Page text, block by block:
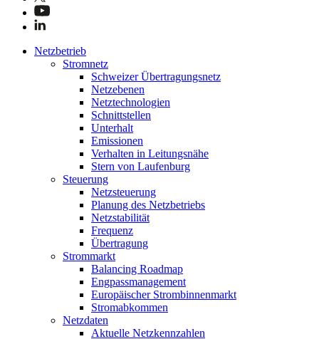
Netzbetrieb
Stromnetz
Schweizer Übertragungsnetz
Netzebenen
Netztechnologien
Schnittstellen
Unterhalt
Emissionen
Verhalten in Leitungsnähe
Stern von Laufenburg
Steuerung
Netzsteuerung
Planung des Netzbetriebs
Netzstabilität
Frequenz
Übertragung
Strommarkt
Balancing Roadmap
Engpassmanagement
Europäischer Strombinnenmarkt
Stromabkommen
Netzdaten
Aktuelle Netzkennzahlen